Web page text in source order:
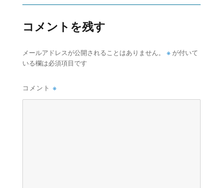
コメントを残す
メールアドレスが公開されることはありません。 ※が付いて
いる欄は必須項目です
コメント ※